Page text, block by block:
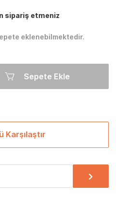
sipariş etmeniz
eklenebilmektedir.
Sepete Ekle
Karşılaştır